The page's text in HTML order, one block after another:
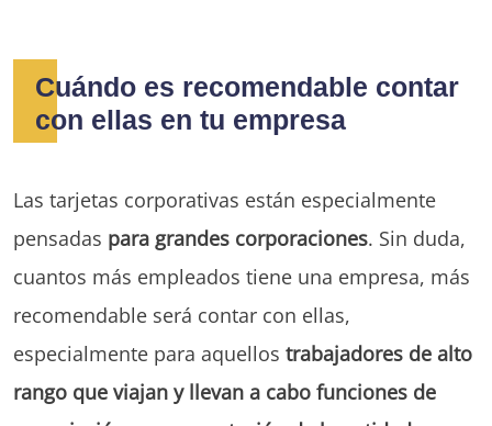
Cuándo es recomendable contar
con ellas en tu empresa
Las tarjetas corporativas están especialmente
pensadas para grandes corporaciones. Sin duda,
cuantos más empleados tiene una empresa, más
recomendable será contar con ellas,
especialmente para aquellos trabajadores de alto
rango que viajan y llevan a cabo funciones de